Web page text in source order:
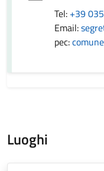
Tel: +39
Email:
pec:
Luoghi